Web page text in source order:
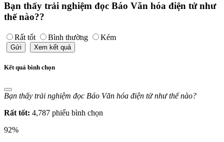
Bạn thấy trải nghiệm đọc Báo Văn hóa điện tử như
thế nào??
Rất tốt Bình thường Kém
Gửi Xem kết quả
Kết quả bình chọn
Bạn thấy trải nghiệm đọc Báo Văn hóa điện tử như thế nào?
Rất tốt: 4,787 phiếu bình chọn
92%